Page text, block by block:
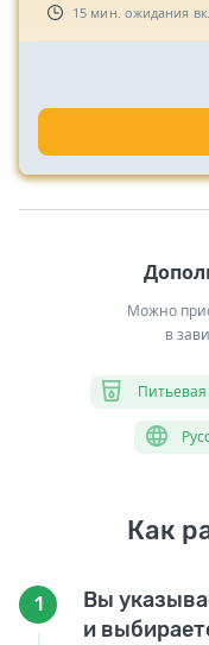
15 мин. ожидания
Можно
в
Питьевая
Как
1
Вы
и